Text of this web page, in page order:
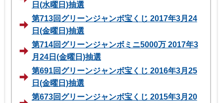
日(水曜日)抽選
第713回グリーンジャンボ宝くじ 2017年3月24
日(金曜日)抽選
第714回グリーンジャンボミニ5000万 2017年3
月24日(金曜日)抽選
第691回グリーンジャンボ宝くじ 2016年3月25
日(金曜日)抽選
第673回グリーンジャンボ宝くじ 2015年3月20